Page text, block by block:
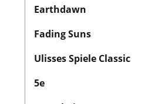
Earthdawn
Fading Suns
Ulisses Spiele Classic
5e